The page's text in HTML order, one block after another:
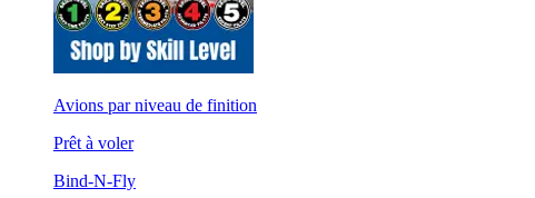
Avions par niveau de finition
Prêt à voler
Bind-N-Fly